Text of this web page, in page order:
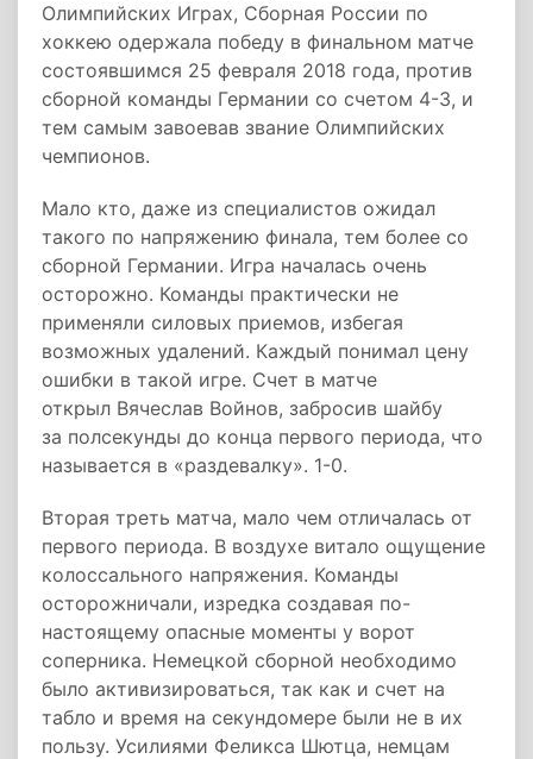
Олимпийских Играх, Сборная России по
хоккею одержала победу в финальном матче
состоявшимся 25 февраля 2018 года, против
сборной команды Германии со счетом 4-3, и
тем самым завоевав звание Олимпийских
чемпионов.
Мало кто, даже из специалистов ожидал
такого по напряжению финала, тем более со
сборной Германии. Игра началась очень
осторожно. Команды практически не
применяли силовых приемов, избегая
возможных удалений. Каждый понимал цену
ошибки в такой игре. Счет в матче
открыл Вячеслав Войнов, забросив шайбу
за полсекунды до конца первого периода, что
называется в «раздевалку». 1-0.
Вторая треть матча, мало чем отличалась от
первого периода. В воздухе витало ощущение
колоссального напряжения. Команды
осторожничали, изредка создавая по-
настоящему опасные моменты у ворот
соперника. Немецкой сборной необходимо
было активизироваться, так как и счет на
табло и время на секундомере были не в их
пользу. Усилиями Феликса Шютца, немцам